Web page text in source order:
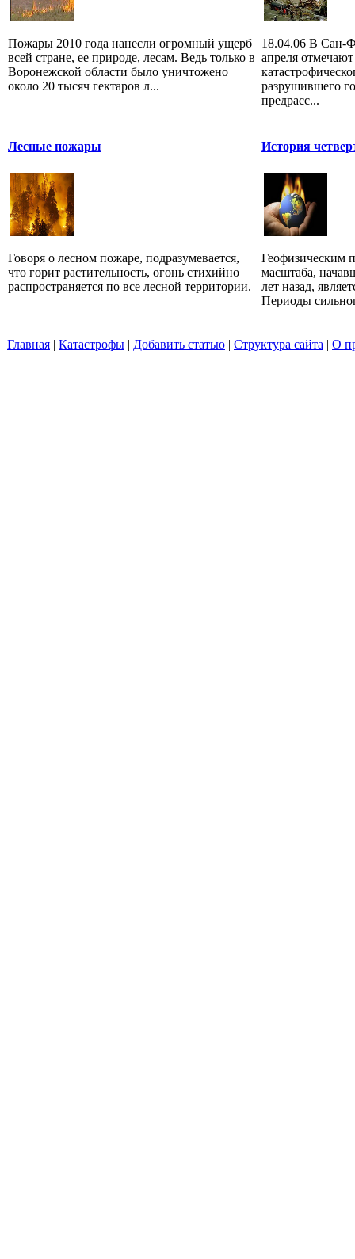
Пожары 2010 года нанесли огромный ущерб
всей стране, ее природе, лесам. Ведь только в
Воронежской области было уничтожено
около 20 тысяч гектаров л...
18.04.06 В Сан-
апреля
разрушившего
предрасс...
Лесные пожары
Говоря о лесном пожаре, подразумевается,
что горит растительность, огонь стихийно
распространяется по все лесной территории.
История
Геофизическим
масштаба,
лет назад,
Периоды
Главная | Катастрофы | Добавить статью | Структура сайта | О